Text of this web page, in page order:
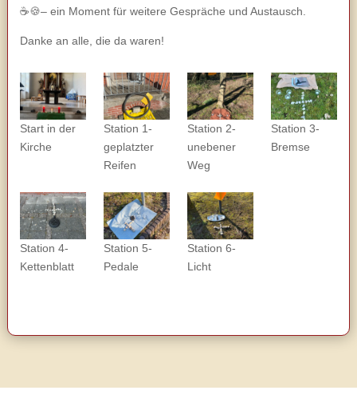
☕️🍪– ein Moment für weitere Gespräche und Austausch.
Danke an alle, die da waren!
Start in der
Kirche
Station 1-
geplatzter
Reifen
Station 2-
unebener
Weg
Station 3-
Bremse
Station 4-
Kettenblatt
Station 5-
Pedale
Station 6-
Licht